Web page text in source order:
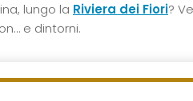
lungo la Riviera dei Fiori?
e dintorni.